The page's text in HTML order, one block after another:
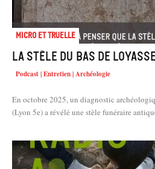
Micro et truelle
La stèle du Bas de Loyasse
Podcast | Entretien | Archéologie
En octobre 2025, un diagnostic
(Lyon 5e) a révélé une stèle funéraire